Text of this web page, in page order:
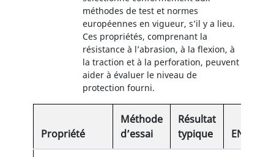
méthodes de test et normes
européennes en vigueur, s’il y a lieu.
Ces propriétés, comprenant la
résistance à l’abrasion, à la flexion, à
la traction et à la perforation, peuvent
aider à évaluer le niveau de
protection fourni.
Propriété
Méthode
d’essai
Résultat
typique
EN